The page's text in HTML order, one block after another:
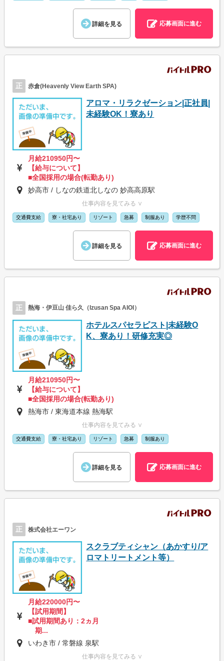
詳細を見る 応募画面に進む
正 赤倉(Heavenly View Earth SPA)
アロマ・リラクゼーション|正社員|
未経験OK！寮あり
月給210950円〜
【給与について】
■全国採用の場合(転勤あり)
妙高市 / しなの鉄道北しなの 妙高高原駅
仕事内容を見てみる ∨
交通費支給 寮・社宅あり リゾート 急募 制服あり 学歴不問
詳細を見る 応募画面に進む
正 熱海・伊豆山 佳ら久（Izusan Spa AIOI）
ホテルスパセラピスト|未経験O
K、寮あり！研修充実◎
月給210950円〜
【給与について】
■全国採用の場合(転勤あり)
熱海市 / 東海道本線 熱海駅
仕事内容を見てみる ∨
交通費支給 寮・社宅あり リゾート 急募 制服あり
詳細を見る 応募画面に進む
正 株式会社エーワン
スクラブティシャン（あかすり/ア
ロマトリートメント等）
月給220000円〜
【試用期間】
■試用期間あり：2ヵ月
期...
いわき市 / 常磐線 泉駅
仕事内容を見てみる ∨